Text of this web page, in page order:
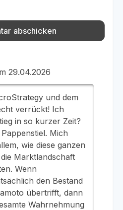
29.04.2026
und dem
verrückt! Ich
in so kurzer Zeit?
Mich
wie diese ganzen
Marktlandschaft
Wenn
den Bestand
übertrifft, dann
Wahrnehmung